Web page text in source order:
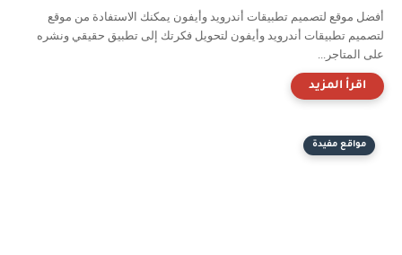
أفضل موقع لتصميم تطبيقات أندرويد وأيفون يمكنك الاستفادة من موقع
لتصميم تطبيقات أندرويد وأيفون لتحويل فكرتك إلى تطبيق حقيقي ونشره
على المتاجر...
مواقع مفيدة